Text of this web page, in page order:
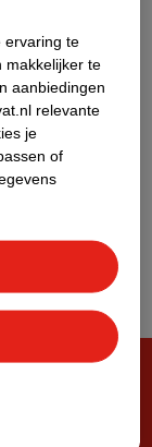
ervaring te
makkelijker te
aanbiedingen
relevante
je
of